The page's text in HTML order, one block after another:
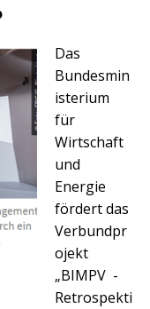
Das
Bundesmin
isterium
für
Wirtschaft
und
Energie
fördert das
Verbundpr
ojekt
„BIMPV -
Retrospekti